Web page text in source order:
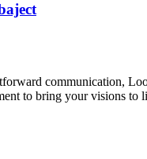
communication,
to bring your visions to